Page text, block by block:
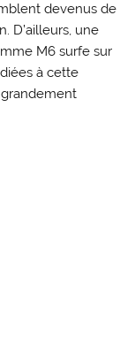
devenus de
D’ailleurs, une
M6 surfe sur
à cette